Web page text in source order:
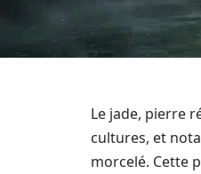
Le jade, pierre
cultures, et
morcelé. Cette